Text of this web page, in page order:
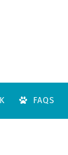
FAQS